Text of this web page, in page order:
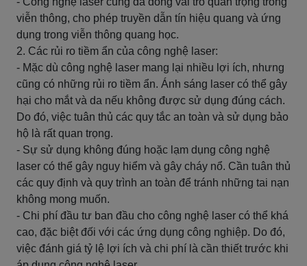
viễn thông, cho phép truyền dẫn tín hiệu quang và ứng
dụng trong viễn thông quang học.
2. Các rủi ro tiềm ẩn của công nghệ laser:
- Mặc dù công nghệ laser mang lại nhiều lợi ích, nhưng
cũng có những rủi ro tiềm ẩn. Ánh sáng laser có thể gây
hại cho mắt và da nếu không được sử dụng đúng cách.
Do đó, việc tuân thủ các quy tắc an toàn và sử dụng bảo
hộ là rất quan trọng.
- Sự sử dụng không đúng hoặc lạm dụng công nghệ
laser có thể gây nguy hiểm và gây cháy nổ. Cần tuân thủ
các quy định và quy trình an toàn để tránh những tai nạn
không mong muốn.
- Chi phí đầu tư ban đầu cho công nghệ laser có thể khá
cao, đặc biệt đối với các ứng dụng công nghiệp. Do đó,
việc đánh giá tỷ lệ lợi ích và chi phí là cần thiết trước khi